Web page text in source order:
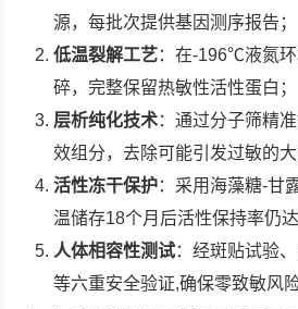
源，每批次提供基因测序报告；
低温裂解工艺：在-196℃液氮
碎，完整保留热敏性活性蛋白；
层析纯化技术：通过分子筛精
效组分，去除可能引发过敏的大
活性冻干保护：采用海藻糖-甘
温储存18个月后活性保持率仍达
人体相容性测试：经斑贴试验
等六重安全验证,确保零致敏风险